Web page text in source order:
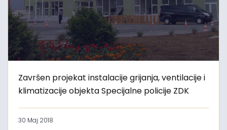
Završen projekat instalacije grijanja, ventilacije i
klimatizacije objekta Specijalne policije ZDK
30 Maj 2018